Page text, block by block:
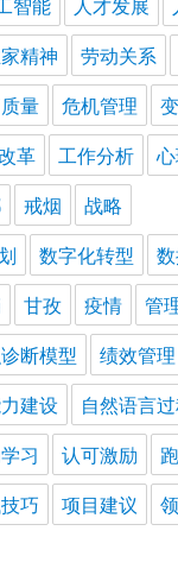
智能 人才发展
精神 劳动关系
量 危机管理
革
工作分析
戒烟
战略
数字化转型
甘孜 疫情
管
断模型
绩效管理
建设
自然语言
习 认可激励
巧 项目建议